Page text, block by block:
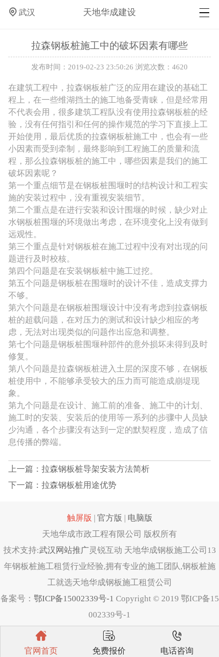
武汉 天地华成建设
拉森钢板桩施工中的破坏因素有哪些
发布时间：2019-02-23 23:50:26 浏览次数：4620
在建筑工程中，拉森钢板桩广泛的应用在建设的基础工
程上，在一些维湖挡土的施工地备受青睐，但是经常用
不代表会用，很多建筑工程队没有使用拉森钢板桩的经
验，没有任何指引和任何的操作规范的学习下直接上工
开始使用，最后优质的拉森钢板桩施工中，也会有一些
小因素而受到牵制，最终影响到工程施工的质量和流
程，那么拉森钢板桩的施工中，哪些因素是我们的施工
破坏因素呢？
第一个重点细节是在钢板桩围堰时的结构设计和工程实
施的安装过程中，没有重视安装细节。
第二个重点是在进行安装和设计围堰的时候，缺少对止
水钢板桩围堰的环境做出考虑，在环境变化上没有做到
远观性。
第三个重点是针对钢板桩在施工过程中没有对出现的问
题进行及时校核。
第四个问题是在安装钢板桩中施工过挖。
第五个问题是钢板桩在围堰时的设计不佳，造成支撑力
不够。
第六个问题是在钢板桩围堰设计中没有考虑到拉森钢板
桩的超载问题，在对压力的测试和设计缺少相应的考
虑，无法对出现类似的问题作出应急和调整。
第七个问题是钢板桩围堰种部件的意外损坏未得到及时
修复。
第八个问题是拉森钢板桩进入土层的深度不够，在钢板
桩使用中，不能够承受较大的压力而可能造成崩堤现
象。
第九个问题是在设计、施工前的准备、施工中的计划、
施工时的安装、安装后的使用等一系列的步骤中人员缺
少沟通，各个步骤没有达到一定的默契程度，造成了信
息传播的弊端。
上一篇：拉森钢板桩导架安装方法简析
下一篇：拉森钢板桩用途优势
触屏版 | 官方版 | 电脑版
天地华成市政工程有限公司 版权所有
技术支持:武汉网站推广灵锐互动 天地华成钢板施工公司13
年钢板桩施工租赁行业经验,拥有专业的施工团队,钢板桩施
工就选天地华成钢板施工租赁公司
备案号： 鄂ICP备15002339号-1 Copyright © 2019 鄂ICP备15
002339号-1
官网首页 免费报价 电话咨询